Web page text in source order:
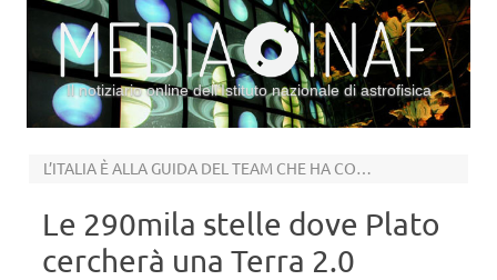
Il notiziario online dell’Istituto nazionale di astrofisica
L’ITALIA È ALLA GUIDA DEL TEAM CHE HA COMPIUTO LA SELEZIONE
Le 290mila stelle dove Plato
cercherà una Terra 2.0